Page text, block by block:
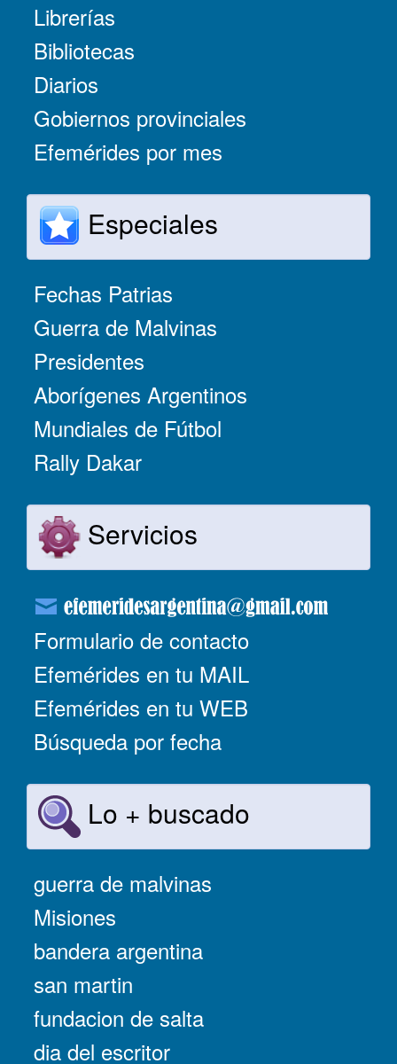
Librerías
Bibliotecas
Diarios
Gobiernos provinciales
Efemérides por mes
Especiales
Fechas Patrias
Guerra de Malvinas
Presidentes
Aborígenes Argentinos
Mundiales de Fútbol
Rally Dakar
Servicios
Formulario de contacto
Efemérides en tu MAIL
Efemérides en tu WEB
Búsqueda por fecha
Lo + buscado
guerra de malvinas
Misiones
bandera argentina
san martin
fundacion de salta
dia del escritor